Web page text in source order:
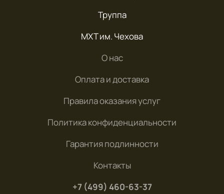
Труппа
МХТ им. Чехова
О нас
Оплата и доставка
Правила оказания услуг
Политика конфиденциальности
Гарантия подлинности
Контакты
+7 (499) 460-63-37